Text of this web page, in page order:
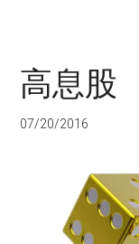
高息股
07/20/2016